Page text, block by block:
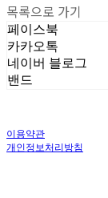
목록으로 가기
페이스북
카카오톡
네이버 블로그
밴드
이용약관
개인정보처리방침